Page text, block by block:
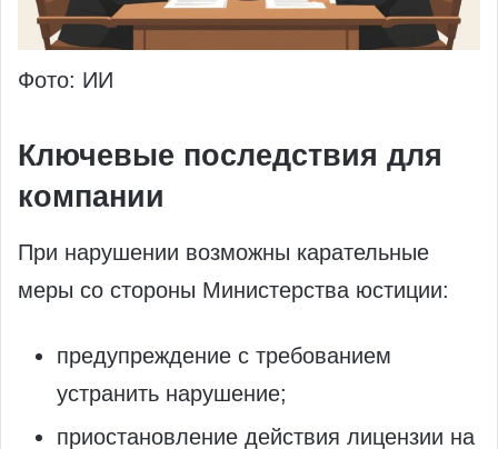
Фото: ИИ
Ключевые последствия для
компании
При нарушении возможны карательные
меры со стороны Министерства юстиции:
предупреждение с требованием
устранить нарушение;
приостановление действия лицензии на